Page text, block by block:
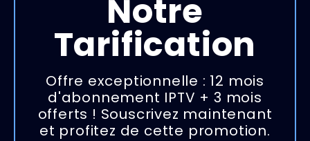
Notre
Tarification
Offre exceptionnelle : 12 mois
d'abonnement IPTV + 3 mois
offerts ! Souscrivez maintenant
et profitez de cette promotion.